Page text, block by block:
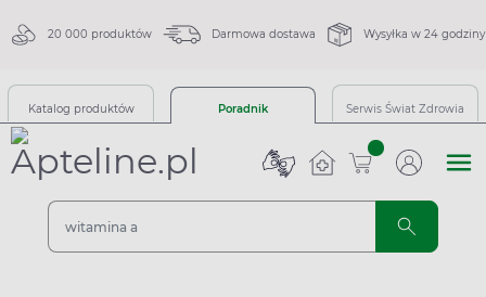
20 000 produktów Darmowa dostawa Wysyłka w 24 godziny
Katalog produktów Poradnik Serwis Świat Zdrowia
sztuk